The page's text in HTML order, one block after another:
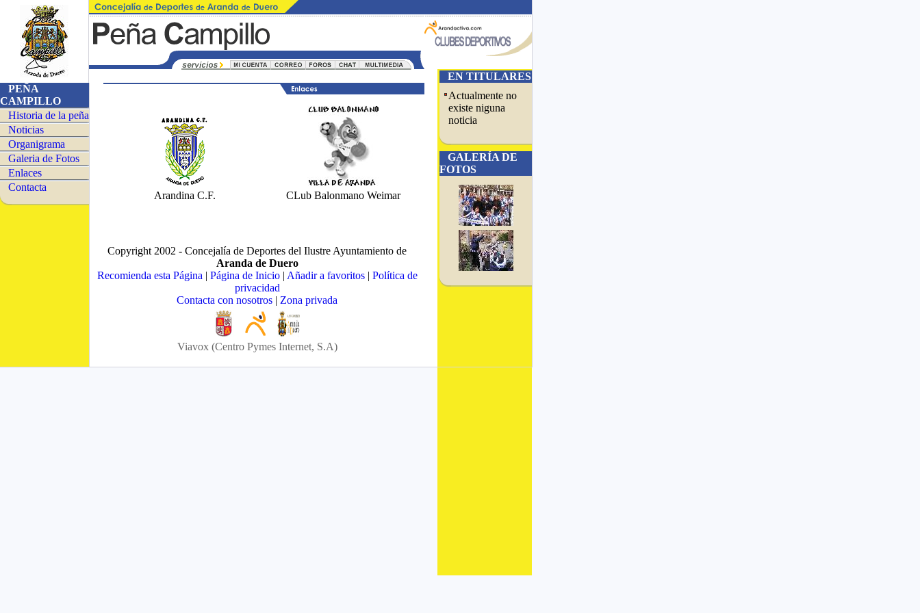
EN TITULARES
PEÑA
CAMPILLO
Historia de la peña
Noticias
Organigrama
Galeria de Fotos
Enlaces
Contacta
Arandina C.F. CLub Balonmano Weimar
Copyright 2002 - Concejalía de Deportes del Ilustre Ayuntamiento de
Aranda de Duero
Recomienda esta Página | Página de Inicio| Añadir a favoritos| Política de
privacidad
Contacta con nosotros | Zona privada
Viavox (Centro Pymes Internet, S.A)
Actualmente no
existe niguna
noticia
GALERÍA DE
FOTOS